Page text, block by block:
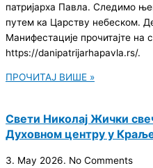
патријарха Павла. Следимо
путем ка Царству небеском.
Манифестације прочитајте на
https://danipatrijarhapavla.rs/.
ПРОЧИТАЈ ВИШЕ »
Свети Николај Жички
Духовном центру у
3. May 2026. No Comments